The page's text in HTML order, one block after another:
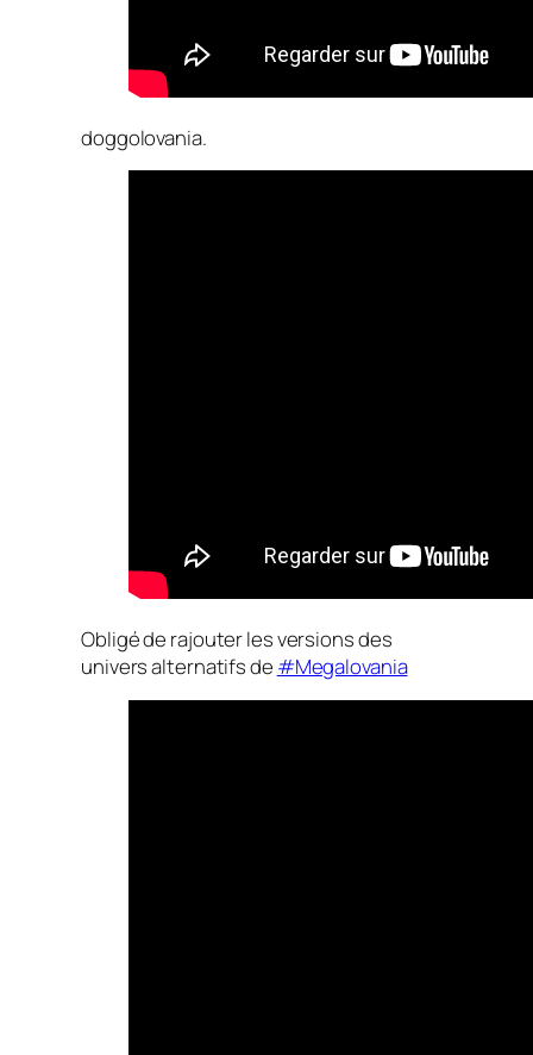
doggolovania.
Obligé de rajouter les versions des
univers alternatifs de #Megalovania